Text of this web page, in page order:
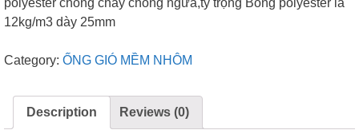
12kg/m3 dày 25mm
Category: ỐNG GIÓ MỀM NHÔM
Description Reviews (0)